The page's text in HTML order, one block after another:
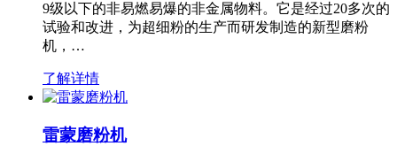
9级以下的非易燃易爆的非金属物料。它是经过20多次的
试验和改进，为超细粉的生产而研发制造的新型磨粉
机，…
了解详情
雷蒙磨粉机